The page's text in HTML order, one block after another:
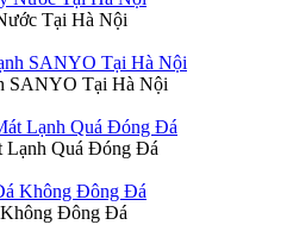
Tại Hà Nội
SANYO Tại Hà Nội
Lạnh Quá Đóng Đá
Đông Đá